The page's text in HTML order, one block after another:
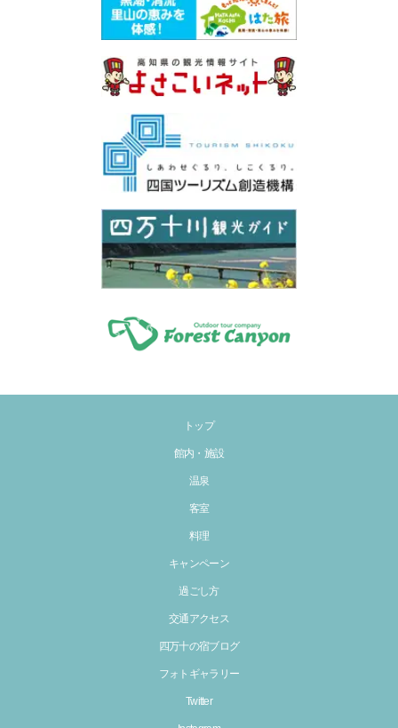
トップ
館内・施設
温泉
客室
料理
キャンペーン
過ごし方
交通アクセス
四万十の宿ブログ
フォトギャラリー
Twitter